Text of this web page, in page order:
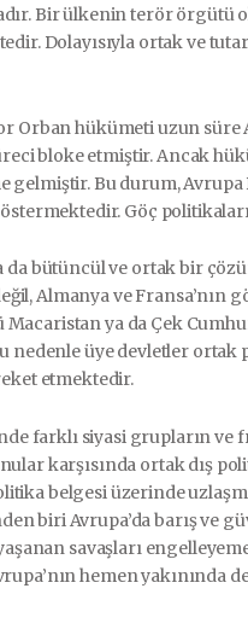
Bir ülkenin terör örgütü
Dolayısıyla ortak ve
Orban hükümeti uzun süre
bloke etmiştir. Ancak
gelmiştir. Bu durum,
Göç
bütüncül ve ortak bir
Almanya ve
ya da Çek
üye devletler ortak
etmektedir.
farklı siyasi grupların ve
karşısında ortak dış
belgesi üzerinde
biri Avrupa’da barış ve
savaşları
hemen yakınında